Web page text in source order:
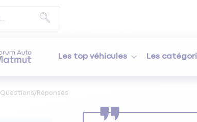
Les top véhicules Les
Questions/Réponses